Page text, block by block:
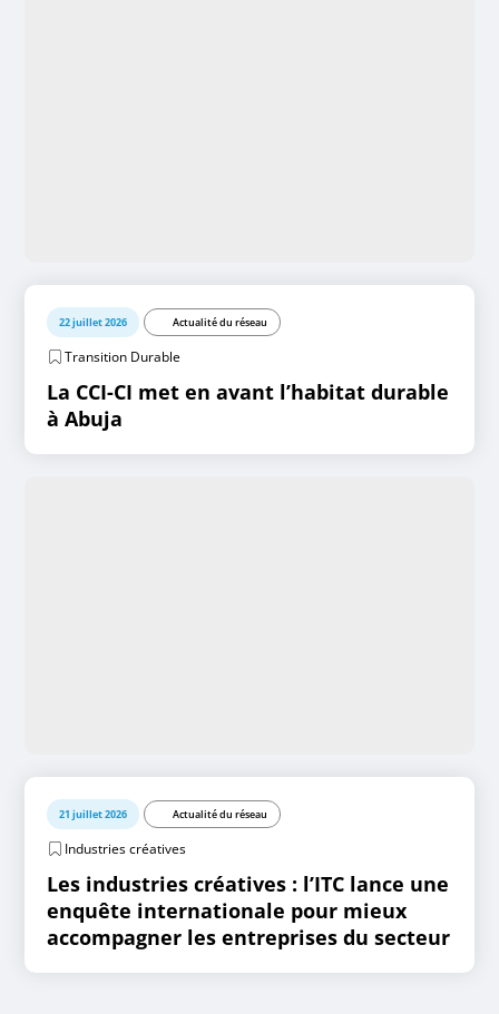
22 juillet 2026 Actualité du réseau
Transition Durable
La CCI-CI met en avant l’habitat durable
à Abuja
21 juillet 2026 Actualité du réseau
Industries créatives
Les industries créatives : l’ITC lance une
enquête internationale pour mieux
accompagner les entreprises du secteur